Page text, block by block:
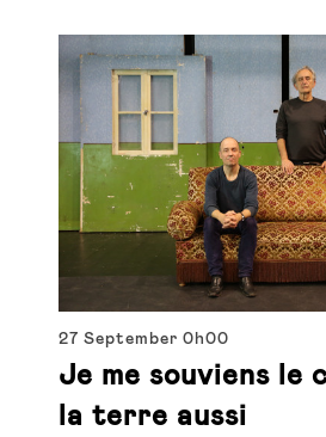
27 September0h00
Je me souviens le
la terre aussi